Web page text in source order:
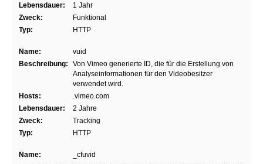
Lebensdauer:
1 Jahr
Zweck:
Funktional
Typ:
HTTP
Name:
vuid
Beschreibung:
Von Vimeo generierte ID, die für die Erstellung von
Analyseinformationen für den Videobesitzer
verwendet wird.
Hosts:
.vimeo.com
Lebensdauer:
2 Jahre
Zweck:
Tracking
Typ:
HTTP
Name:
_cfuvid